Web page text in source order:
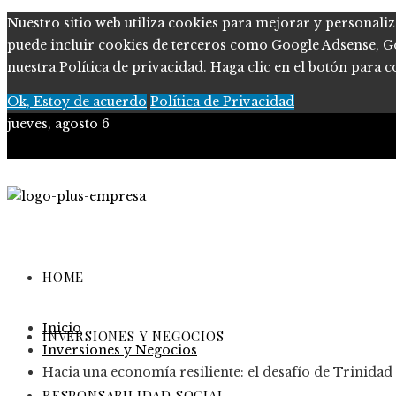
Nuestro sitio web utiliza cookies para mejorar y
puede incluir cookies de terceros como Google Adsense,
nuestra Política de privacidad. Haga clic en el botón para
Ok, Estoy de acuerdo Política de Privacidad
jueves, agosto 6
HOME
INVERSIONES Y NEGOCIOS
Inicio
Inversiones y Negocios
Hacia una economía resiliente: el desafío de